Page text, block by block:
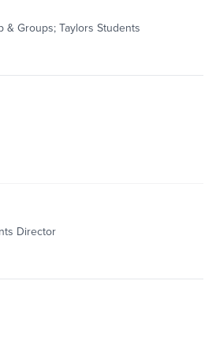
& Groups; Taylors Students
Director